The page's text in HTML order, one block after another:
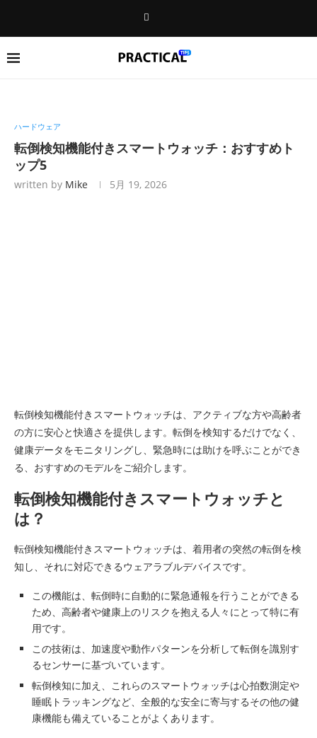
ハードウェア
転倒検知機能付きスマートウォッチ：おすすめト
ップ5
written by Mike 5月 19, 2026
転倒検知機能付きスマートウォッチは、アクティブな方や高齢者
の方に安心と快適さを提供します。転倒を検知するだけでなく、
健康データをモニタリングし、緊急時には助けを呼ぶことができ
る、おすすめのモデルをご紹介します。
転倒検知機能付きスマートウォッチと
は？
転倒検知機能付きスマートウォッチは、着用者の突然の転倒を検
知し、それに対応できるウェアラブルデバイスです。
この機能は、転倒時に自動的に緊急通報を行うことができる
ため、高齢者や健康上のリスクを抱える人々にとって特に有
用です。
この技術は、加速度や動作パターンを分析して転倒を識別す
るセンサーに基づいています。
転倒検知に加え、これらのスマートウォッチは心拍数測定や
睡眠トラッキングなど、全般的な安全に寄与するその他の健
康機能も備えていることがよくあります。